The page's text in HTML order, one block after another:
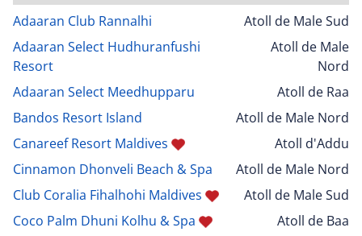
Adaaran Club Rannalhi
Atoll de Male Sud
Adaaran Select Hudhuranfushi
Resort
Atoll de Male
Nord
Adaaran Select Meedhupparu
Atoll de Raa
Bandos Resort Island
Atoll de Male Nord
Canareef Resort Maldives
Atoll d'Addu
Cinnamon Dhonveli Beach & Spa
Atoll de Male Nord
Club Coralia Fihalhohi Maldives
Atoll de Male Sud
Coco Palm Dhuni Kolhu & Spa
Atoll de Baa